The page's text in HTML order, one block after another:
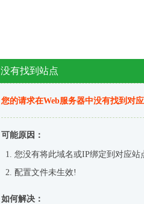
没有找到站点
您的请求在Web服务器中没有找到对
可能原因：
您没有将此域名或IP绑定到对应站
配置文件未生效!
如何解决：